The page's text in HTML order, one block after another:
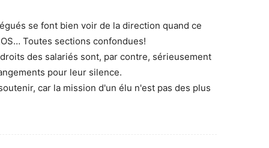
se font bien voir de la direction quand ce
Toutes sections confondues!
des salariés sont, par contre, sérieusement
pour leur silence.
car la mission d'un élu n'est pas des plus